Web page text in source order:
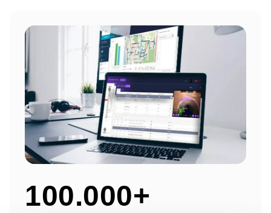
100.000+